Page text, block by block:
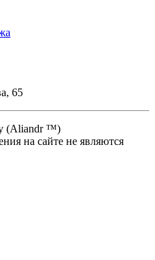
65
(Aliandr ™)
на сайте не являются